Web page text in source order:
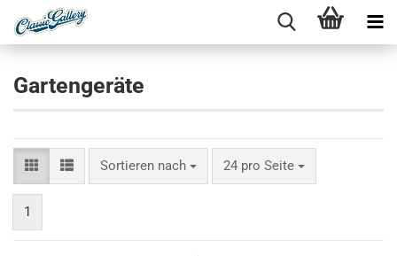
Gartengeräte
Sortieren nach
Sortieren nach 24 pro Seite
pro Seite
1